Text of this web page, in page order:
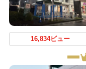
16,834ビュー